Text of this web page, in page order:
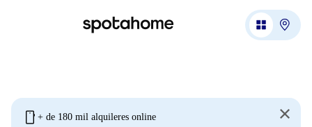
mobile + de 180 mil alquileres online